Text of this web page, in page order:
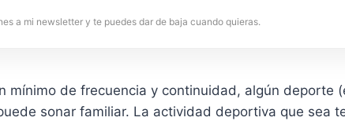
a mi newsletter y te puedes dar de baja cuando quieras.
mínimo de frecuencia y continuidad, algún deporte
sonar familiar. La actividad deportiva que sea